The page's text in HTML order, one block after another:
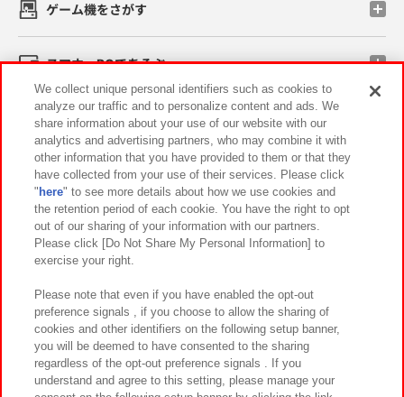
ゲーム機をさがす
スマホ・PCであそぶ
イベント・キャンペーン
関連会社 サステナビリティ サイトポリシー
プライバシーポリシー ウェブアクセシビリティ方針と検証結果
お取引先さまとともに
カスタマーハラスメント対応方針 よくあるご質問・お問い合わせ
We collect unique personal identifiers such as cookies to
analyze our traffic and to personalize content and ads. We
share information about your use of our website with our
analytics and advertising partners, who may combine it with
other information that you have provided to them or that they
have collected from your use of their services. Please click
" here" to see more details about how we use cookies and
the retention period of each cookie. You have the right to opt
out of our sharing of your information with our partners.
Please click [Do Not Share My Personal Information] to
exercise your right.
Please note that even if you have enabled the opt-out
preference signals , if you choose to allow the sharing of
cookies and other identifiers on the following setup banner,
you will be deemed to have consented to the sharing
regardless of the opt-out preference signals . If you
understand and agree to this setting, please manage your